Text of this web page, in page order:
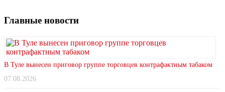
Главные новости
В Туле вынесен приговор группе торговцев контрафактным табаком
07.08.2026